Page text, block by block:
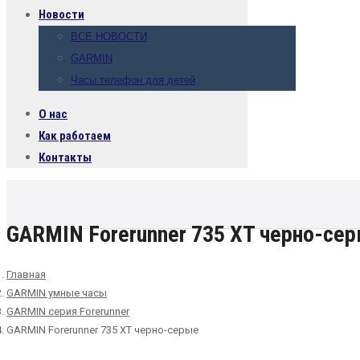
Новости
ВСЕ НОВОСТИ
GARMIN
Часы телефон для детей
О нас
Как работаем
Контакты
GARMIN Forerunner 735 XT черно-
Главная
GARMIN умные часы
GARMIN серия Forerunner
GARMIN Forerunner 735 XT черно-серые